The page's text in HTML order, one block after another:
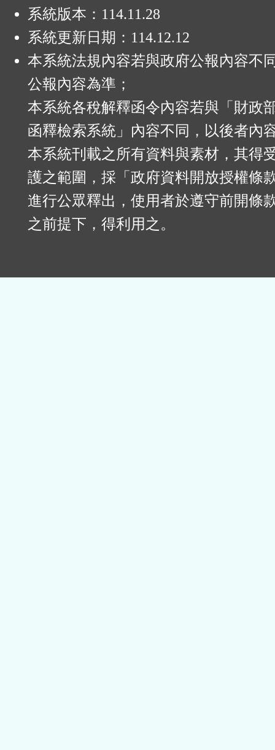
系統版本： 114.11.28
系統更新日期： 114.12.12
本系統法規內容若與政府公報內容不
公報內容為準；
本系統各稅解釋函令內容若與「財政
函釋檢索系統」內容不同，以後者內
本系統刊載之所有資料與素材，其得
護之範圍，採「政府資料開放授權條
進行公眾釋出，使用者於遵守前開條
之前提下，得利用之。